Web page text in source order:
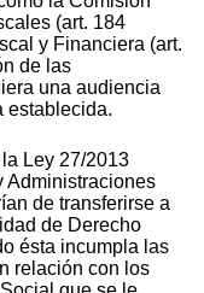
(art. 184
y Financiera (art.
de las
una audiencia
establecida.
Ley 27/2013
Administraciones
de transferirse a
de Derecho
ésta incumpla las
relación con los